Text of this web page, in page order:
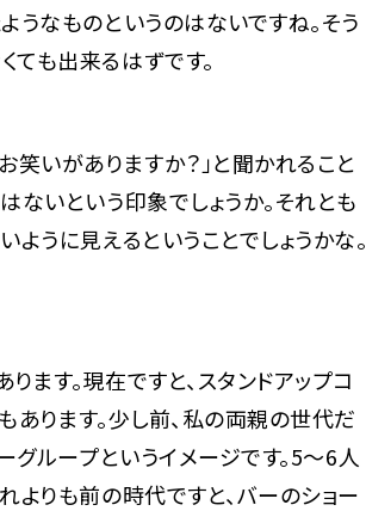
うなものというのはないですね。そう
も出来るはずです。
笑いがありますか？」と聞かれること
ないという印象でしょうか。それとも
ように見えるということでしょうかな。
ます。現在ですと、スタンドアップコ
あります。少し前、私の両親の世代だ
グループというイメージです。5～6人
よりも前の時代ですと、バーのショー